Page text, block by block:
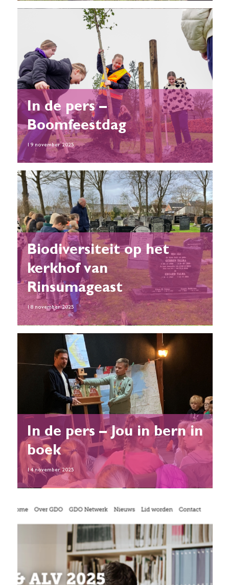
In de pers –
Boomfeestdag
19 november 2025
Biodiversiteit op het
kerkhof van
Rinsumageast
18 november 2025
In de pers – Jou in bern in
boek
14 november 2025